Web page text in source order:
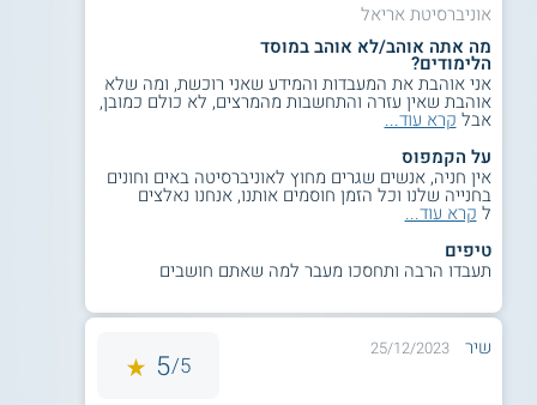
הקבלה המחלקתית.
למועמדים שאינם עומדים בדרישות הסף
במתמטיקה או בבגרות הריאלית, יש לעמוד
בדרישות מכינות ההשלמה, או מבחן כניסה
במתמטיקה בציון 70 ומעלה.
הנדסאי מדופלם:
החיצוניים, כולל פרויקט.
חובה להציג נספח ודיפלומת הנדסאי.
בבגרות.
אוניברסיטת אריאל
מה אתה אוהב/לא אוהב במוסד
הלימודים?
אני אוהבת את המעבדות והמידע שאני רוכשת, ומה שלא
אוהבת שאין עזרה והתחשבות מהמרצים, לא כולם כמובן,
אבל קרא עוד...
על הקמפוס
אין חניה, אנשים שגרים מחוץ לאוניברסיטה באים וחונים
בחנייה שלנו וכל הזמן חוסמים אותנו, אנחנו נאלצים
ל קרא עוד...
טיפים
תעבדו הרבה ותחסכו מעבר למה שאתם חושבים
שיר 25/12/2023
5/
5